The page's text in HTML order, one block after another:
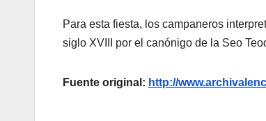
Para esta fiesta, los campaneros
siglo XVIII por el canónigo de la Seo
Fuente original: http://